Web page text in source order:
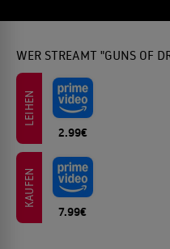
WER STREAMT "GUNS OF
LEIHEN
2.99€
KAUFEN
7.99€